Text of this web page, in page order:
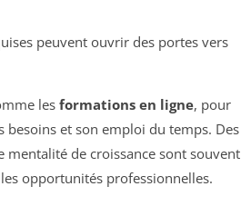
peuvent ouvrir des portes vers
lesformations en ligne, pour
besoins et son emploi du temps. Des
de croissance sont souvent
opportunités professionnelles.